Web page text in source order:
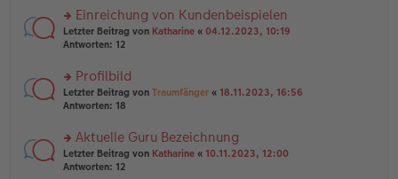
ger
B
ei
tr
g
el
es
e
B
ei
tr
g
rs
te
n
g
el
e
n
er
Einreichung von Kundenbeispielen
Letzter Beitrag von Katharine « 04.12.2023, 10:19
Antworten: 12
rs
te
n
g
el
Profilbild
Letzter Beitrag von Traumfänger « 18.11.2023, 16:56
Antworten: 18
rs
te
Aktuelle Guru Bezeichnung
Letzter Beitrag von Katharine « 10.11.2023, 12:00
Antworten: 12